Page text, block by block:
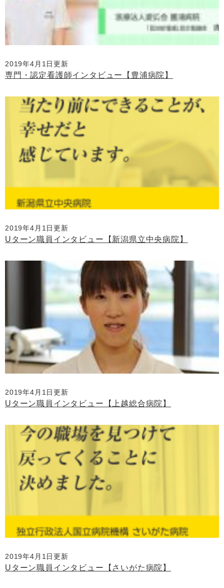
2019年4月1日更新
専門・認定看護師インタビュー【豊浦病院】
2019年4月1日更新
Uターン職員インタビュー【新潟県立中央病院】
2019年4月1日更新
Uターン職員インタビュー【上越総合病院】
2019年4月1日更新
Uターン職員インタビュー【さいがた病院】